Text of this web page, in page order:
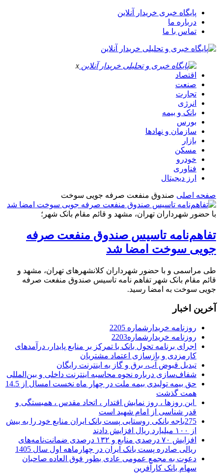
پایگاه خبری خریدار آنلاین
درباره ما
تماس با ما
x
اقتصاد
صنعت
تجارت
انرژی
بانک و بیمه
بورس
سازمان و نهادها
بازار
مسکن
خودرو
فناوری
ارز دیجیتال
صفحه اصلی صندوق منفعت صرفه جویی سوخت
با حضور شهرداران تهران، مشهد و قائم مقام بانک شهر؛
تفاهم‌نامه تاسیس صندوق منفعت صرفه
جویی سوخت امضا شد
طی مراسمی و با حضور شهرداران کلانشهرهای تهران، مشهد و
قائم مقام بانک شهر تفاهم نامه تاسیس صندوق منفعت صرفه
جویی سوخت به امضا رسید.
آخرین اخبار
روزنامه خریدارشماره 2205
روزنامه خریدارشماره2203
اجرای برنامه تحول بانک با تمرکز بر منابع پایدار، درآمدهای
کارمزدی و بازسازی اعتماد مشتریان
تبدیل قبوض آب، برق و گاز به اینترنت رایگان
شفاف‌سازی درباره نحوه محاسبه اینترنت داخلی و بین‌المللی
حق بیمه تولیدی بیمه ملت در چهار ماه نخست امسال از 14.5
همت گذشت
این روزها ، روز نمایش اقتدار ، اتحاد مقدس ، همبستگی و
قدر شناسی از امام شهید است
275باجه بانکی روستایی پست بانک ایران منابع خود را به بیش
از ۱۰۰ میلیارد ریال افزایش دادند
افزایش ۷۰ درصدی منابع و ۱۳۲ درصدی ضمانت‌نامه‌های
ریالی صادره پست بانک ایران در چهارماهه اول سال 1405
دعوت به مجمع عمومی عادی بطور فوق العاده صاحبان
سهام بانک کارآفرین